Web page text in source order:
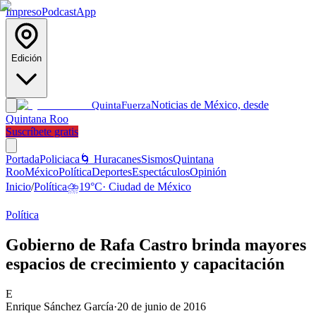
ImpresoPodcastApp
Edición
QuintaFuerzaNoticias de México, desde
Quintana Roo
Suscríbete gratis
PortadaPoliciaca 🌀 HuracanesSismosQuintana
RooMéxicoPolíticaDeportesEspectáculosOpinión
Inicio/Política⛈️19°C· Ciudad de México
Política
Gobierno de Rafa Castro brinda mayores
espacios de crecimiento y capacitación
E
Enrique Sánchez García·20 de junio de 2016